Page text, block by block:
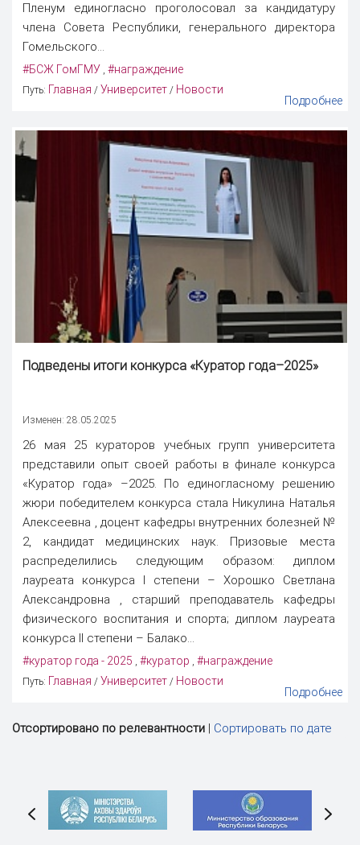
Пленум единогласно проголосовал за кандидатуру
члена Совета Республики, генерального директора
Гомельского...
#БСЖ ГомГМУ , #награждение
Путь: Главная / Университет / Новости
Подробнее
Подведены итоги конкурса «Куратор года–2025»
Изменен: 28.05.2025
26 мая 25 кураторов учебных групп университета
представили опыт своей работы в финале конкурса
«Куратор года» –2025. По единогласному решению
жюри победителем конкурса стала Никулина Наталья
Алексеевна , доцент кафедры внутренних болезней №
2, кандидат медицинских наук. Призовые места
распределились следующим образом: диплом
лауреата конкурса I степени – Хорошко Светлана
Александровна , старший преподаватель кафедры
физического воспитания и спорта; диплом лауреата
конкурса II степени – Балако...
#куратор года - 2025 , #куратор , #награждение
Путь: Главная / Университет / Новости
Подробнее
Отсортировано по релевантности Сортировать по дате